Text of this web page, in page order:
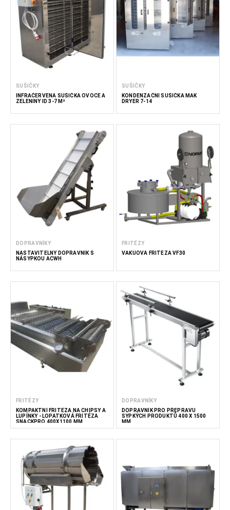
SUŠIČKY
INFRAČERVENÁ SUŠIČKA OVOCE A
ZELENINY ID 3-7 M²
SUŠIČKY
KONDENZAČNÍ SUŠIČKA MAK
DRYER 7-14
DOPRAVNÍKY
NASTAVITELNÝ DOPRAVNÍK S
NÁSYPKOU ACWH
FRITÉZY
VAKUOVÁ FRITÉZA VF30
FRITÉZY
KOMPAKTNÍ FRITÉZA NA CHIPSY A
LUPÍNKY - LOPATKOVÁ FRITÉZA
SNACKPRO 400X1100 MM
DOPRAVNÍKY
DOPRAVNÍK PRO PŘEPRAVU
SYPKÝCH PRODUKTŮ 400 X 1500
MM